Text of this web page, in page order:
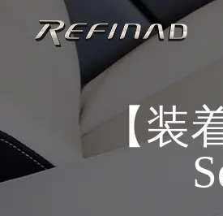
【装